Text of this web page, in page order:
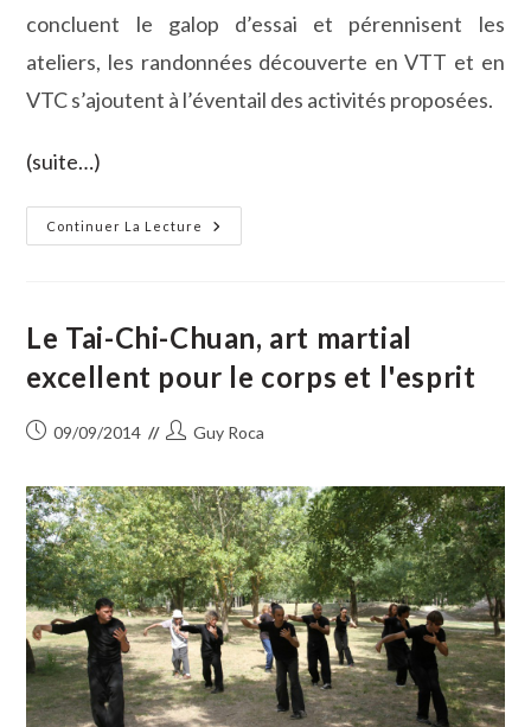
concluent le galop d’essai et pérennisent les
ateliers, les randonnées découverte en VTT et en
VTC s’ajoutent à l’éventail des activités proposées.
(suite…)
Continuer La Lecture
Reprise
Des
Gourdon
Le Tai-Chi-Chuan, art martial
excellent pour le corps et l'esprit
Publication
09/09/2014
Auteur/autrice
publication :
Guy Roca